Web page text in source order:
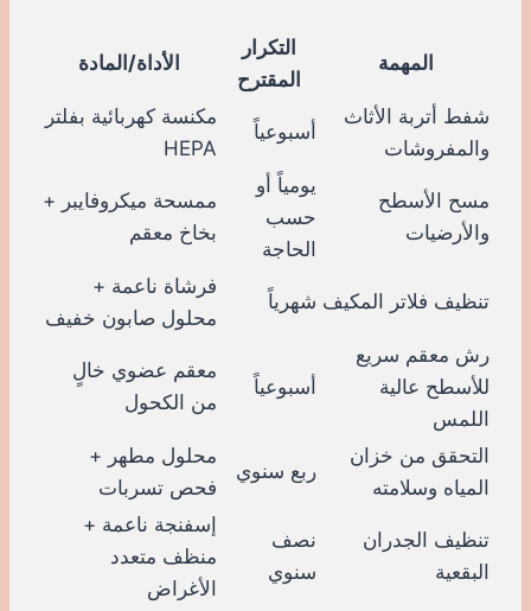
المهمة
التكرار
المقترح
الأداة/المادة
شفط أتربة الأثاث
والمفروشات
أسبوعياً
مكنسة كهربائية بفلتر
HEPA
مسح الأسطح
والأرضيات
يومياً أو
حسب
الحاجة
ممسحة ميكروفايبر +
بخاخ معقم
تنظيف فلاتر المكيف شهرياً
فرشاة ناعمة +
محلول صابون خفيف
رش معقم سريع
للأسطح عالية
اللمس
أسبوعياً
معقم عضوي خالٍ
من الكحول
التحقق من خزان
المياه وسلامته
ربع سنوي
محلول مطهر +
فحص تسربات
تنظيف الجدران
البقعية
نصف
سنوي
إسفنجة ناعمة +
منظف متعدد
الأغراض